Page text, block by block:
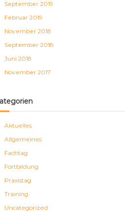
September 2019
Februar 2019
November 2018
September 2018
Juni 2018
November 2017
Aktuelles
Allgemeines
Fachtag
Fortbildung
Praxistag
Training
Uncategorized